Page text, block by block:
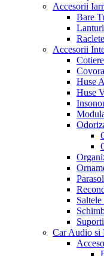
Accesorii
Bare
Accesorii
Huse
Huse
Car Audio si